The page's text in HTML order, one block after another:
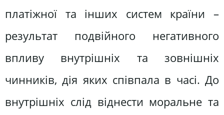
платіжної та інших систем країни –
результат подвійного негативного
впливу внутрішніх та зовнішніх
чинників, дія яких співпала в часі. До
внутрішніх слід віднести моральне та